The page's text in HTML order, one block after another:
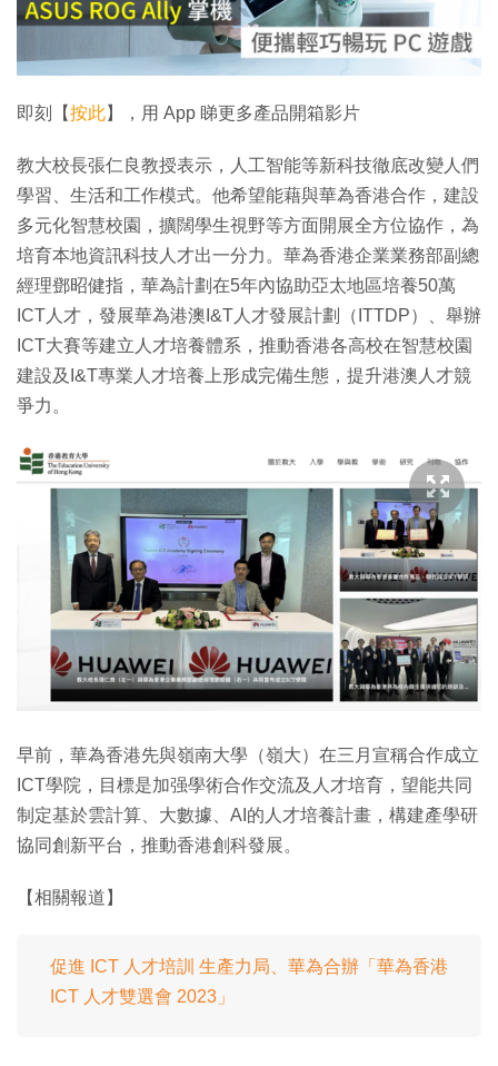
放
影
片
即刻【按此】，用 App 睇更多產品開箱影片
教大校長張仁良教授表示，人工智能等新科技徹底改變人們
學習、生活和工作模式。他希望能藉與華為香港合作，建設
多元化智慧校園，擴闊學生視野等方面開展全方位協作，為
培育本地資訊科技人才出一分力。華為香港企業業務部副總
經理鄧昭健指，華為計劃在5年內協助亞太地區培養50萬
ICT人才，發展華為港澳I&T人才發展計劃（ITTDP）、舉辦
ICT大賽等建立人才培養體系，推動香港各高校在智慧校園
建設及I&T專業人才培養上形成完備生態，提升港澳人才競
爭力。
早前，華為香港先與嶺南大學（嶺大）在三月宣稱合作成立
ICT學院，目標是加强學術合作交流及人才培育，望能共同
制定基於雲計算、大數據、AI的人才培養計畫，構建產學研
協同創新平台，推動香港創科發展。
【相關報道】
促進 ICT 人才培訓 生產力局、華為合辦「華為香港
ICT 人才雙選會 2023」